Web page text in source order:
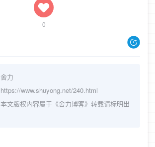
0
舍力
https://www.shuyong.net/240.html
本文版权内容属于《舍力博客》转载请标明出